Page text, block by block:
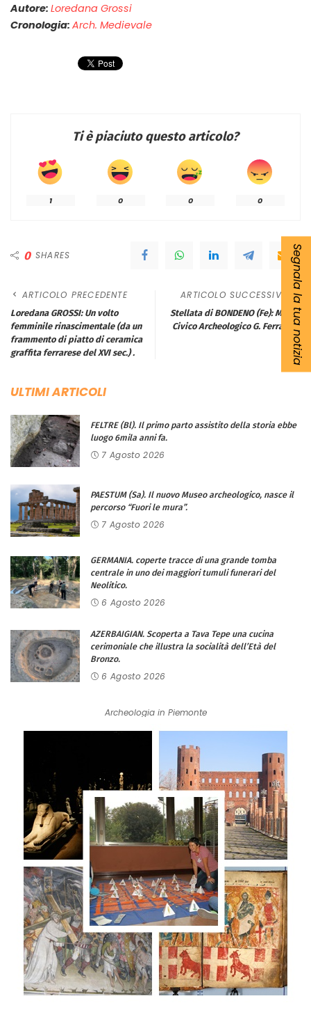
Autore: Loredana Grossi
Cronologia: Arch. Medievale
Ti è piaciuto questo articolo?
1 0 0 0
0 SHARES
ARTICOLO PRECEDENTE
Loredana GROSSI: Un volto
femminile rinascimentale (da un
frammento di piatto di ceramica
graffita ferrarese del XVI sec.) .
ARTICOLO SUCCESSIVO
Stellata di BONDENO (Fe): Museo
Civico Archeologico G. Ferraresi.
ULTIMI ARTICOLI
FELTRE (Bl). Il primo parto assistito della storia ebbe
luogo 6mila anni fa.
7 Agosto 2026
PAESTUM (Sa). Il nuovo Museo archeologico, nasce il
percorso “Fuori le mura”.
7 Agosto 2026
GERMANIA. coperte tracce di una grande tomba
centrale in uno dei maggiori tumuli funerari del
Neolitico.
6 Agosto 2026
AZERBAIGIAN. Scoperta a Tava Tepe una cucina
cerimoniale che illustra la socialità dell’Età del
Bronzo.
6 Agosto 2026
Archeologia in Piemonte
Segnala la tua notizia